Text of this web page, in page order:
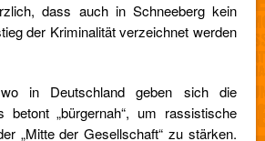
dass auch in Schneeberg kein
der Kriminalität verzeichnet werden
in Deutschland geben sich die
betont „bürgernah“, um rassistische
„Mitte der Gesellschaft“ zu stärken.